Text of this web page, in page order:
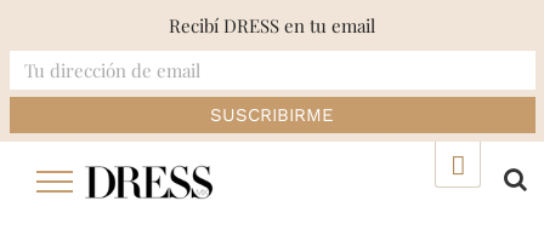
Recibí DRESS en tu email